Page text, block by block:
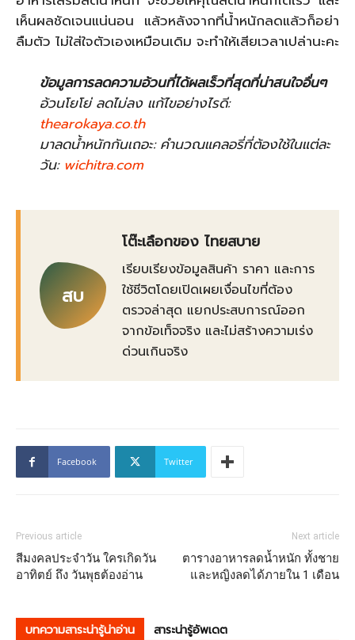
เห็นผลชัดเจนแน่นอน แล้วหลังจากที่น้ำหนักลดแล้วก็อย่า
ลืมตัว ไม่ใส่ใจตัวเองเหมือนเดิม จะทำให้เสียเวลาเปล่านะคะ
ข้อมูลการลดความอ้วนที่ได้ผลเร็วที่สุดที่น่าสนใจอื่นๆ
อ้วนโยโย่ ลดไม่ลง แก้ไขอย่างไรดี:
thearokaya.co.th
มาลดน้ำหนักกันเถอะ: คำนวณแคลอรี่ที่ต้องใช้ในแต่ละ
วัน: wichitra.com
สบ
โต๊ะเลือกของ ไทยสบาย
เรียบเรียงข้อมูลสินค้า ราคา และการ
ใช้ชีวิตโดยเปิดเผยเงื่อนไขที่ต้อง
ตรวจล่าสุด แยกประสบการณ์ออก
จากข้อเท็จจริง และไม่สร้างความเร่ง
ด่วนเกินจริง
Facebook Twitter
Previous article
สีมงคลประจําวัน ใครเกิดวัน
อาทิตย์ ถึง วันพุธต้องอ่าน
Next article
ตารางอาหารลดน้ำหนัก ทั้งชาย
และหญิงลดได้ภายใน 1 เดือน
บทความสาระน่ารู้น่าอ่าน สาระน่ารู้อัพเดต